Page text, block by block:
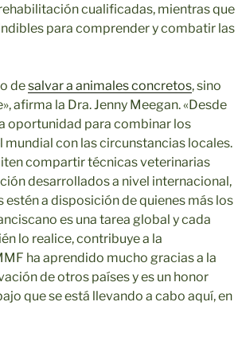
cualificadas, mientras que
para comprender y combatir las
desalvar a animales concretos, sino
afirma la Dra. Jenny Meegan. «Desde
oportunidad para combinar los
con las circunstancias locales.
compartir técnicas veterinarias
desarrollados a nivel internacional,
a disposición de quienes más los
es una tarea global y cada
lo realice, contribuye a la
ha aprendido mucho gracias a la
de otros países y es un honor
que se está llevando a cabo aquí, en